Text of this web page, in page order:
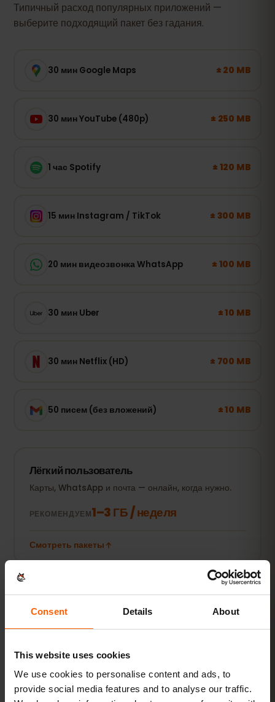
Consent Details About
This website uses cookies
We use cookies to personalise content and ads, to
provide social media features and to analyse our traffic.
Типичный расход популярных приложений —
выберите подходящий пакет без гадания.
30 мин Google Maps ± 20 MB
30 мин YouTube (480p) ± 250 MB
1 час Spotify ± 120 MB
15 мин Instagram / TikTok ± 300 MB
20 мин видеозвонка WhatsApp ± 100 MB
30 мин Uber ± 10 MB
30 мин Netflix (HD) ± 700 MB
50 писем (без вложений) ± 10 MB
Лёгкий пользователь
Карты, WhatsApp и почта — онлайн, когда нужно.
РЕКОМЕНДУЕМ1–3 ГБ / неделя
Смотреть пакеты
ПОПУЛЯРНО
Повседневный пользователь
Плюс соцсети, стриминг музыки и обмен фото.
Смотреть пакеты